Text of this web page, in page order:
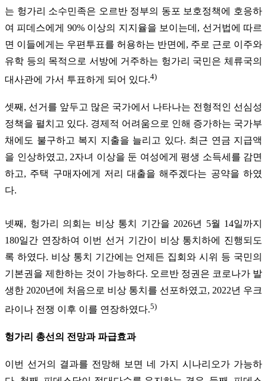
는 헝가리 소수민족은 오르반 정부의 동포 보호정책에 호응하
여 피데스에게 90% 이상의 지지율을 보이는데, 선거법에 따르
면 이들에게는 우편투표를 허용하는 반면에, 주로 근로 이주와
유학 등의 목적으로 서방에 거주하는 헝가리 국민은 체류국의
대사관에 가서 투표하게 되어 있다.4)
셋째, 선거를 앞두고 많은 국가에서 나타나는 전형적인 선심성
정책을 펼치고 있다. 경제적 어려움으로 인해 증가하는 국가부
채에도 불구하고 복지 지출을 늘리고 있다. 최근 연금 지급액
을 인상하였고, 2자녀 이상을 둔 여성에게 평생 소득세를 감면
하고, 주택 구매자에게 저리 대출을 해주겠다는 공약을 하였
다.
넷째, 헝가리 의회는 비상 통치 기간을 2026년 5월 14일까지
180일간 연장하여 이번 선거 기간이 비상 통치하에 진행되도
록 하였다. 비상 통치 기간에는 언제든 집회와 시위 등 국민의
기본권을 제한하는 것이 가능하다. 오르반 정권은 코로나가 발
생한 2020년에 처음으로 비상 통치를 선포하였고, 2022년 우크
라이나 전쟁 이후 이를 연장하였다.5)
헝가리 총선의 전망과 파급효과
이번 선거의 결과를 전망해 보면 네 가지 시나리오가 가능하